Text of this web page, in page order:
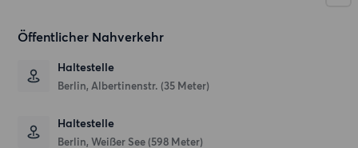
Öffentlicher Nahverkehr
Haltestelle
Berlin, Albertinenstr. (35 Meter)
Haltestelle
Berlin, Weißer See (598 Meter)